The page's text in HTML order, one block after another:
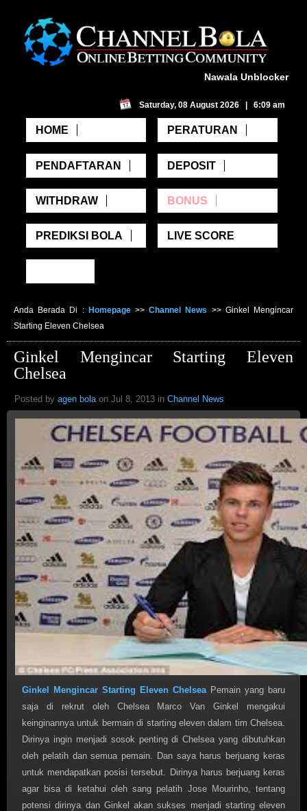
Nawala Unblocker
Saturday, 08 August 2026 | 6:09 am
HOME PERATURAN
PENDAFTARAN DEPOSIT
WITHDRAW BONUS
PREDIKSI BOLA LIVE SCORE
Anda Berada Di : Homepage>>Channel News >> Ginkel Mengincar
Starting Eleven Chelsea
Ginkel Mengincar Starting Eleven
Chelsea
Posted by agen bola on Jul 8, 2013 in Channel News
Ginkel Mengincar Starting Eleven Chelsea Pemain yang baru
saja di rekrut oleh Chelsea Marco Van Ginkel mengakui
keinginannya untuk bermain di starting eleven dalam tim Chelsea.
Dirinya ingin menjadi sosok penting di Chelsea yang dibutuhkan
oleh pelatih dan semua pemain. Dan saya harus berjuang keras
untuk mendapatkan posisi tersebut. Dirinya harus berjuang keras
agar bisa di ketahui oleh sang pelatih Jose Mourinho, tentang
potensi dirinya dan Ginkel akan sukses menjadi starting eleven